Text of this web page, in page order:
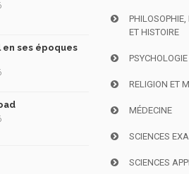
en ses époques
ET HISTOIRE
RELIGION ET
MÉDECINE
SCIENCES
SCIENCES